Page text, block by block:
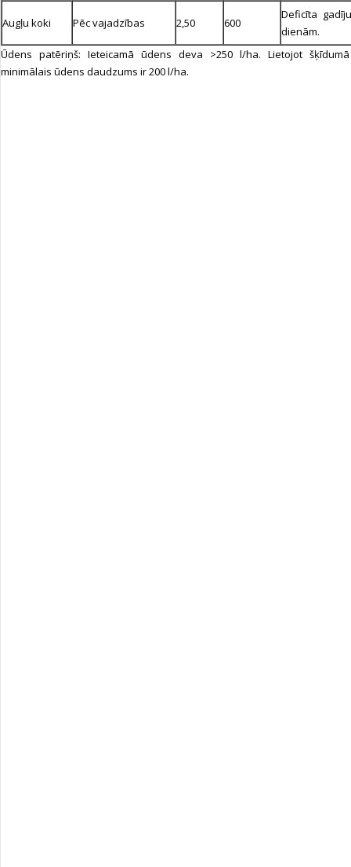
Augļu koki Pēc vajadzības 2,50 600
Deficīta
dienām.
Ūdens patēriņš: Ieteicamā ūdens deva >250 l/ha. Lietojot
minimālais ūdens daudzums ir 200 l/ha.